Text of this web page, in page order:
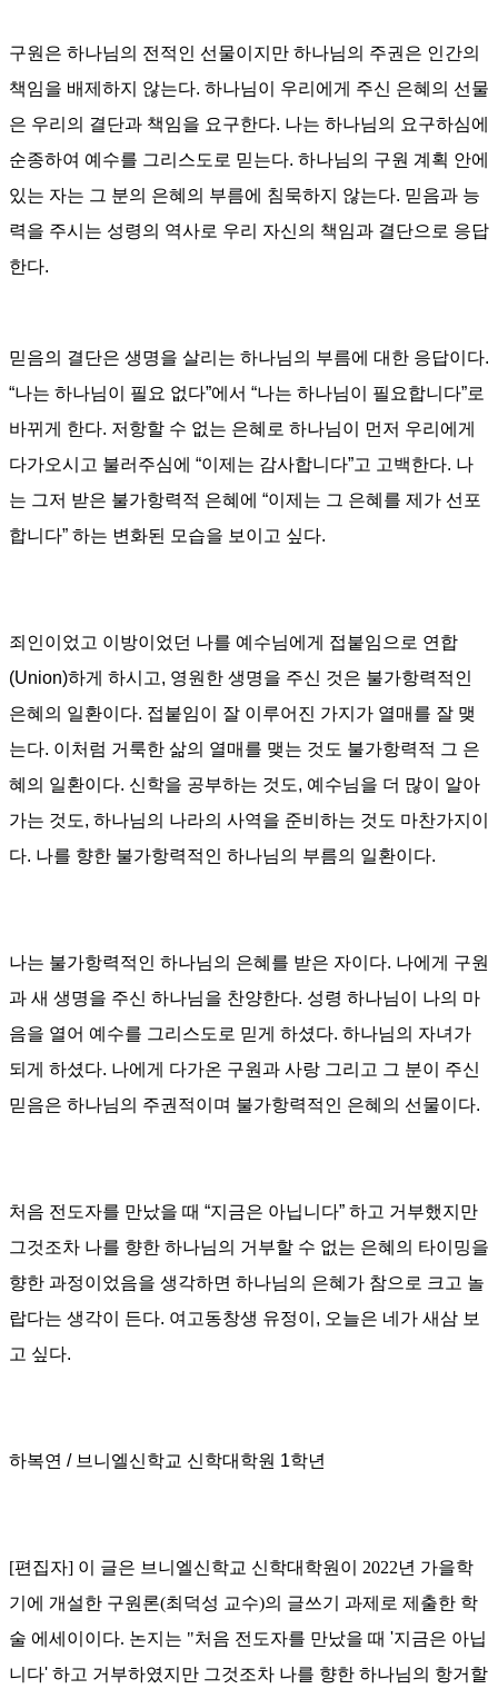
구원은 하나님의 전적인 선물이지만 하나님의 주권은 인간의
책임을 배제하지 않는다. 하나님이 우리에게 주신 은혜의 선물
은 우리의 결단과 책임을 요구한다. 나는 하나님의 요구하심에
순종하여 예수를 그리스도로 믿는다. 하나님의 구원 계획 안에
있는 자는 그 분의 은혜의 부름에 침묵하지 않는다. 믿음과 능
력을 주시는 성령의 역사로 우리 자신의 책임과 결단으로 응답
한다.
믿음의 결단은 생명을 살리는 하나님의 부름에 대한 응답이다.
“나는 하나님이 필요 없다”에서 “나는 하나님이 필요합니다”로
바뀌게 한다. 저항할 수 없는 은혜로 하나님이 먼저 우리에게
다가오시고 불러주심에 “이제는 감사합니다”고 고백한다. 나
는 그저 받은 불가항력적 은혜에 “이제는 그 은혜를 제가 선포
합니다” 하는 변화된 모습을 보이고 싶다.
죄인이었고 이방이었던 나를 예수님에게 접붙임으로 연합
(Union)하게 하시고, 영원한 생명을 주신 것은 불가항력적인
은혜의 일환이다. 접붙임이 잘 이루어진 가지가 열매를 잘 맺
는다. 이처럼 거룩한 삶의 열매를 맺는 것도 불가항력적 그 은
혜의 일환이다. 신학을 공부하는 것도, 예수님을 더 많이 알아
가는 것도, 하나님의 나라의 사역을 준비하는 것도 마찬가지이
다. 나를 향한 불가항력적인 하나님의 부름의 일환이다.
나는 불가항력적인 하나님의 은혜를 받은 자이다. 나에게 구원
과 새 생명을 주신 하나님을 찬양한다. 성령 하나님이 나의 마
음을 열어 예수를 그리스도로 믿게 하셨다. 하나님의 자녀가
되게 하셨다. 나에게 다가온 구원과 사랑 그리고 그 분이 주신
믿음은 하나님의 주권적이며 불가항력적인 은혜의 선물이다.
처음 전도자를 만났을 때 “지금은 아닙니다” 하고 거부했지만
그것조차 나를 향한 하나님의 거부할 수 없는 은혜의 타이밍을
향한 과정이었음을 생각하면 하나님의 은혜가 참으로 크고 놀
랍다는 생각이 든다. 여고동창생 유정이, 오늘은 네가 새삼 보
고 싶다.
하복연 / 브니엘신학교 신학대학원 1학년
[편집자] 이 글은 브니엘신학교 신학대학원이 2022년 가을학
기에 개설한 구원론(최덕성 교수)의 글쓰기 과제로 제출한 학
술 에세이이다. 논지는 "처음 전도자를 만났을 때 '지금은 아닙
니다' 하고 거부하였지만 그것조차 나를 향한 하나님의 항거할